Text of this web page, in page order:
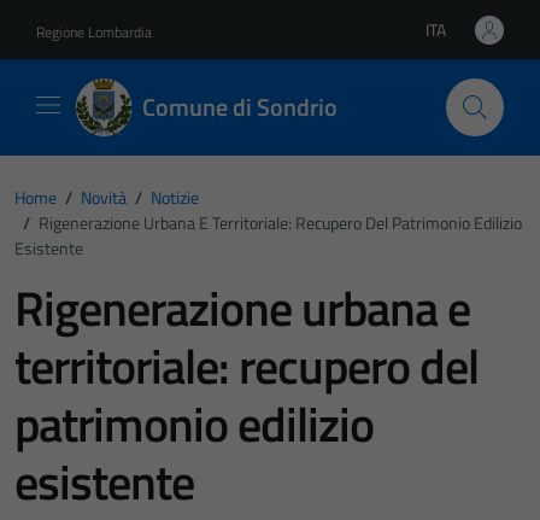
Regione Lombardia Lingua attiva:
ITA
Comune di Sondrio
Home / Novità / Notizie
/ Rigenerazione Urbana E Territoriale: Recupero Del Patrimonio Edilizio
Esistente
Rigenerazione urbana e
territoriale: recupero del
patrimonio edilizio
esistente